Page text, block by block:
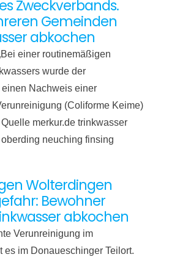
Zweckverbands.
Gemeinden
abkochen
einer routinemäßigen
wurde der
Nachweis einer
(Coliforme Keime)
merkur.de trinkwasser
neuching finsing
Wolterdingen
Bewohner
abkochen
Verunreinigung im
es im Donaueschinger Teilort.